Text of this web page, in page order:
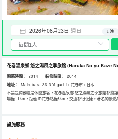
2026年08月23日 週日 1 晚
花巻溫泉鄉 悠之湯風之季旅館(Haruka No yu Kaze
開幕時間： 2014 裝修時間： 2014
地址：
Matsubara-36-3 Yuguchi，花卷市，日本
不論是商務還是休閒旅客，花巻溫泉鄉 悠之湯風之季旅館都能
場僅11km，距離JR花卷站僅8km，交通都很便捷。著名的景
服務。旅客想要在自己的房間邊聽音樂邊享受美食，只需呼叫
資訊，Jisuibu（日本料理）、Backstube（バックシュトゥー
設施服務